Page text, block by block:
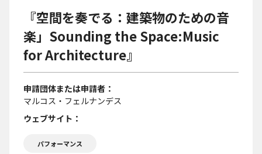
『空間を奏でる：建築物のための音
楽」Sounding the Space:Music
for Architecture』
申請団体または申請者
マルコス・フェルナンデス
ウェブサイト
パフォーマンス